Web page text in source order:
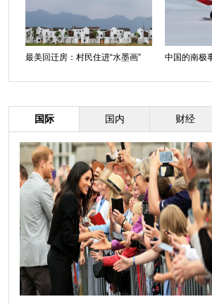
最美回迁房：村民住进“水墨画” 中国的南极
国际 国内 财经